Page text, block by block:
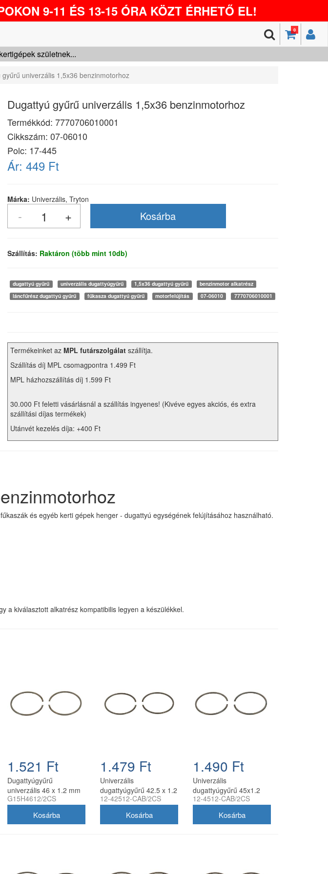
9-11 ÉS 13-15 ÓRA KÖZT ÉRHETŐ EL!
0
születnek...
gyűrű univerzális 1,5x36 benzinmotorhoz
Dugattyú gyűrű univerzális 1,5x36 benzinmotorhoz
Termékkód: 7770706010001
Cikkszám: 07-06010
Polc: 17-445
Ár: 449 Ft
Márka: Univerzális, Tryton
Szállítás: Raktáron (több mint 10db)
dugattyú gyűrű univerzális dugattyúgyűrű 1,5x36 dugattyú gyűrű
benzinmotor alkatrész
láncfűrész dugattyú gyűrű
fűkasza dugattyú gyűrű motorfelújítás 07-06010 7770706010001
Termékeinket az MPL futárszolgálat szállítja.
Szállítás díj MPL csomagpontra 1.499 Ft
MPL házhozszállítás díj 1.599 Ft
30.000 Ft feletti vásárlásnál a szállítás ingyenes! (Kivéve egyes akciós, és extra
szállítási díjas termékek)
Utánvét kezelés díja: +400 Ft
és egyéb kerti gépek henger - dugattyú egységének felújításához használható.
a kiválasztott alkatrész kompatibilis legyen a készülékkel.
1.521 Ft
Dugattyúgyűrű
univerzális 46 x 1.2 mm
oldalstiftes 2 db/csomag
G15H4612/2CS
1.479 Ft
Univerzális
dugattyúgyűrű 42.5 x 1.2
mm oldalstiftes, 2
12-42512-CAB/2CS
1.490 Ft
Univerzális
dugattyúgyűrű 45x1.2
mm oldalstiftes 2
12-4512-CAB/2CS